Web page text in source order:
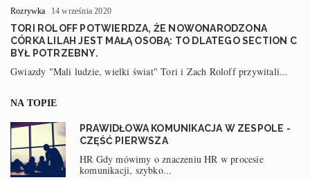
Rozrywka 14 września 2020
TORI ROLOFF POTWIERDZA, ŻE NOWONARODZONA
CÓRKA LILAH JEST MAŁĄ OSOBĄ: TO DLATEGO SECTION C
BYŁ POTRZEBNY.
Gwiazdy "Mali ludzie, wielki świat" Tori i Zach Roloff przywitali...
NA TOPIE
PRAWIDŁOWA KOMUNIKACJA W ZESPOLE -
CZĘŚĆ PIERWSZA
HR Gdy mówimy o znaczeniu HR w procesie
komunikacji, szybko...